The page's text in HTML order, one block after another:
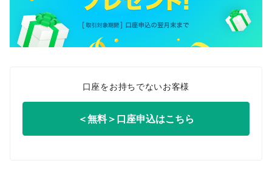
口座をお持ちでないお客様
＜無料＞口座申込はこちら